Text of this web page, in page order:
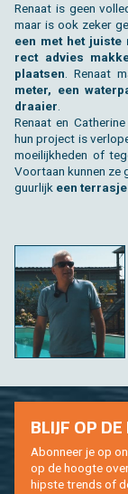
Re­naat is geen
maar is ook zeker
een met het
rect ad­vies
plaat­sen . Re­naat
meter, een
draai­er
Re­naat en
hun pro­ject is
moei­lijk­he­den of
Voort­aan kun­nen ze
guur­lijk een
BLIJF OP
Abon­neer je op
op de hoog­te
hip­s­te trends of